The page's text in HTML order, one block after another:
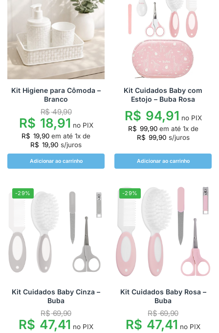
Kit Higiene para Cômoda –
Branco
R$49,90
R$ 18,91 no PIX
R$ 19,90 em até 1x de
R$ 19,90 s/juros
Adicionar ao carrinho
Kit Cuidados Baby com
Estojo – Buba Rosa
R$ 94,91 no PIX
R$ 99,90 em até 1x de
R$ 99,90 s/juros
Adicionar ao carrinho
-29%
Kit Cuidados Baby Cinza –
Buba
R$69,90
R$ 47,41 no PIX
-29%
Kit Cuidados Baby Rosa –
Buba
R$69,90
R$ 47,41 no PIX